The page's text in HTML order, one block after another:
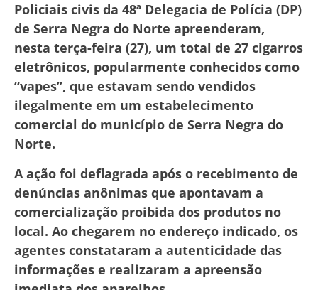
Policiais civis da 48ª Delegacia de Polícia (DP)
de Serra Negra do Norte apreenderam,
nesta terça-feira (27), um total de 27 cigarros
eletrônicos, popularmente conhecidos como
“vapes”, que estavam sendo vendidos
ilegalmente em um estabelecimento
comercial do município de Serra Negra do
Norte.
A ação foi deflagrada após o recebimento de
denúncias anônimas que apontavam a
comercialização proibida dos produtos no
local. Ao chegarem no endereço indicado, os
agentes constataram a autenticidade das
informações e realizaram a apreensão